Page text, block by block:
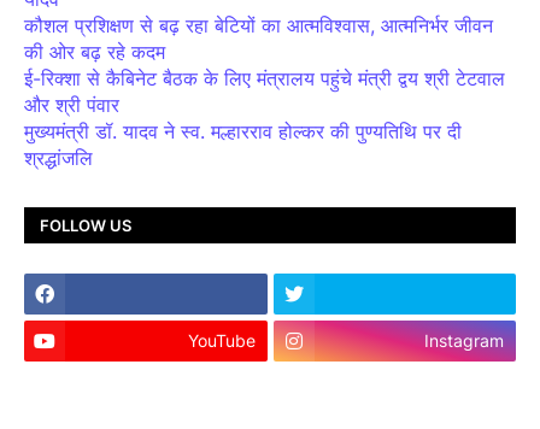
कौशल प्रशिक्षण से बढ़ रहा बेटियों का आत्मविश्वास, आत्मनिर्भर जीवन
की ओर बढ़ रहे कदम
ई-रिक्शा से कैबिनेट बैठक के लिए मंत्रालय पहुंचे मंत्री द्वय श्री टेटवाल
और श्री पंवार
मुख्यमंत्री डॉ. यादव ने स्व. मल्हारराव होल्कर की पुण्यतिथि पर दी
श्रद्धांजलि
FOLLOW US
YouTube Instagram